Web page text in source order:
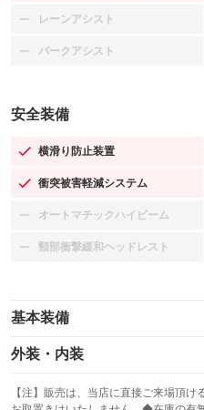
レーンアシスト
：装備なし
パークアシスト
：装備なし
安全装備
横滑り防止装置
：装備あり
衝突被害軽減システム
：装備あり
オートマチックハイビーム
：装備なし
頸部衝撃緩和ヘッドレスト
：装備なし
基本装備
エアバッグ：運転席/助手席/サイド
：装備あり
：装備なし
外装・内装
カーナビ
：装備なし
【注】販売は、当店に直接ご来場頂